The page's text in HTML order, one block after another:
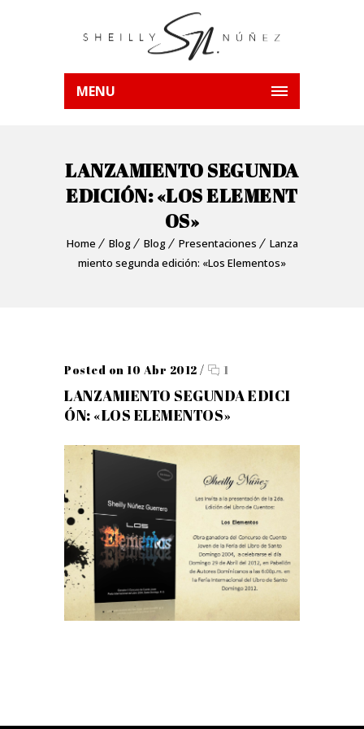
MENU
LANZAMIENTO SEGUNDA
EDICIÓN: «LOS ELEMENT
OS»
Home Blog Blog Presentaciones
Lanza
miento segunda edición: «Los Elementos»
Posted on 10 Abr 2012 / 1
LANZAMIENTO SEGUNDA EDICI
ÓN: «LOS ELEMENTOS»